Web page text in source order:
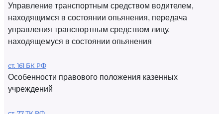
Управление транспортным средством водителем,
находящимся в состоянии опьянения, передача
управления транспортным средством лицу,
находящемуся в состоянии опьянения
ст. 161 БК РФ
Особенности правового положения казенных
учреждений